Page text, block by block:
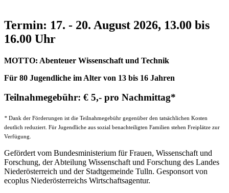
Termin: 17. - 20. August 2026, 13.00 bis
16.00 Uhr
MOTTO: Abenteuer Wissenschaft und Technik
Für 80 Jugendliche im Alter von 13 bis 16 Jahren
Teilnahmegebühr: € 5,- pro Nachmittag*
* Dank der Förderungen ist die Teilnahmegebühr gegenüber den tatsächlichen Kosten
deutlich reduziert. Für Jugendliche aus sozial benachteiligten Familien stehen Freiplätze zur
Verfügung.
Gefördert vom Bundesministerium für Frauen, Wissenschaft und
Forschung, der Abteilung Wissenschaft und Forschung des Landes
Niederösterreich und der Stadtgemeinde Tulln. Gesponsort von
ecoplus Niederösterreichs Wirtschaftsagentur.